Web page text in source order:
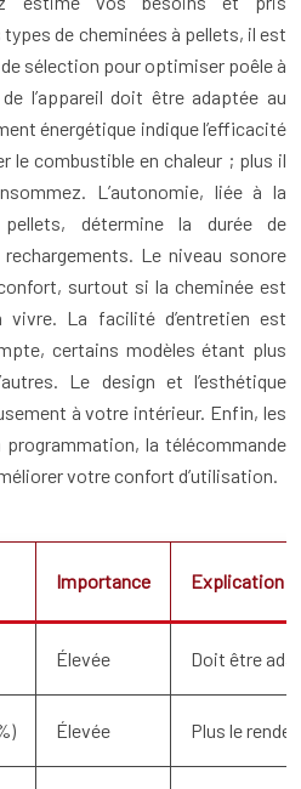
de cheminées à pellets, il est
sélection pour optimiser poêle à
l’appareil doit être adaptée au
énergétique indique l’efficacité
le combustible en chaleur ; plus il
L’autonomie, liée à la
détermine la durée de
Le niveau sonore
surtout si la cheminée est
vivre. La facilité d’entretien est
certains modèles étant plus
Le design et l’esthétique
à votre intérieur. Enfin, les
la télécommande
votre confort d’utilisation.
Importance Explication
Élevée Doit être
Élevée Plus le